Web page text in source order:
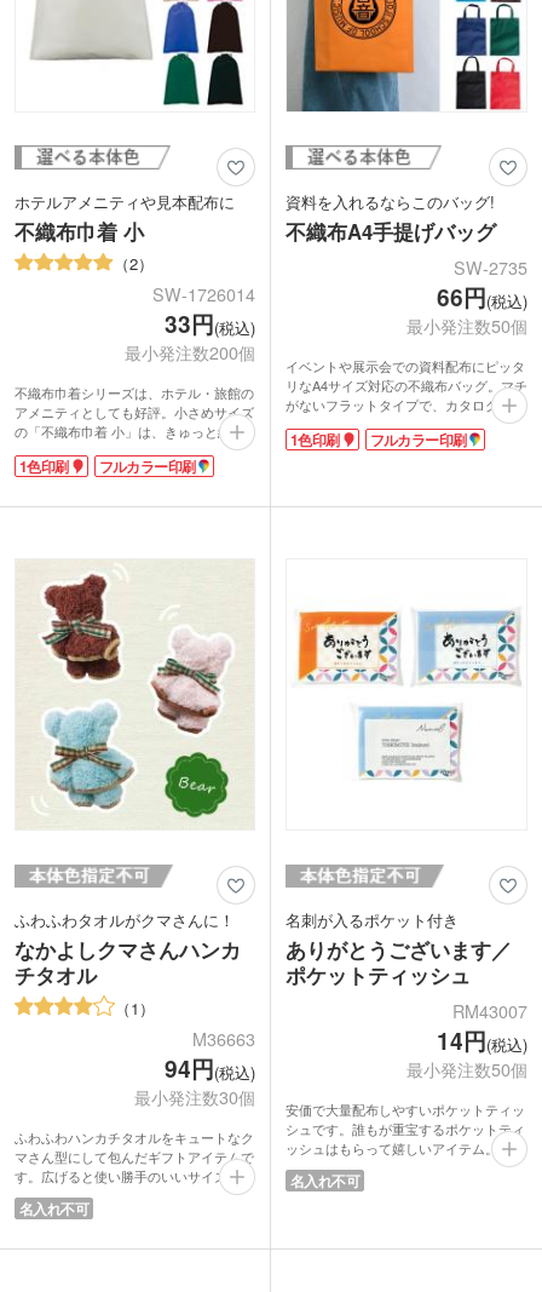
ホテルアメニティや見本配布に
不織布巾着 小
2
SW-1726014
33円(税込)
最小発注数200個
不織布巾着シリーズは、ホテル・旅館の
アメニティとしても好評。小さめサイズ
の「不織布巾着 小」は、きゅっと絞っ
たカタチがシャープでかわいい。ホテル
アメニティのほかにも、ノベルティグッ
ぞ。本体色は清潔感のあるホワイト、ビ
イメージに合った色が選べます。
1色印刷 フルカラー印刷
資料を入れるならこのバッグ!
不織布A4手提げバッグ
SW-2735
66円(税込)
最小発注数50個
イベントや展示会での資料配布にピッタ
リなA4サイズ対応の不織布バッグ。マチ
がないフラットタイプで、カタログやA4
ファイル等、1.5cm程度の厚さのものま
で入ります。本体色は10色展開で、コー
1色印刷 フルカラー印刷
ふわふわタオルがクマさんに！
なかよしクマさんハンカ
チタオル
1
M36663
94円(税込)
最小発注数30個
ふわふわハンカチタオルをキュートなク
マさん型にして包んだギフトアイテムで
す。広げると使い勝手のいいサイズ感の
ハンカチタオルになります。今にも動き
出しそうな見た目で、渡す人も貰った人
激安価格なので、ファミリーイベントで
名入れ不可
名刺が入るポケット付き
ありがとうございます／
ポケットティッシュ
RM43007
14円(税込)
最小発注数50個
安価で大量配布しやすいポケットティッ
シュです。誰もが重宝するポケットティ
ッシュはもらって嬉しいアイテム。「あ
りがとうございます」と書かれた台紙入
りで感謝の気持ちが伝えられます。
ト。営業の挨拶回りやショップへ来店さ
名入れ不可